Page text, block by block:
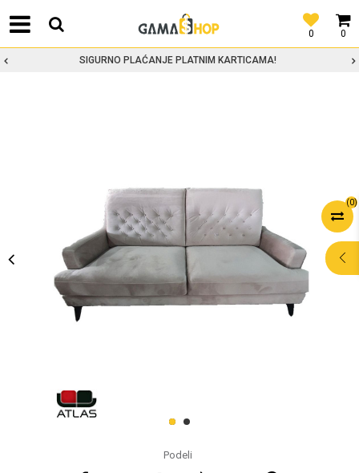
0
0
SIGURNO PLAĆANJE PLATNIM KARTICAMA!
(0)
1 2
Podeli
i porudžbine